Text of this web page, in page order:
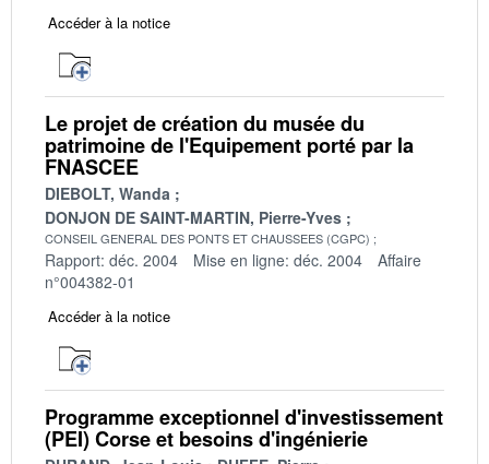
Accéder à la notice
Le projet de création du musée du
patrimoine de l'Equipement porté par la
FNASCEE
DIEBOLT, Wanda
DONJON DE SAINT-MARTIN, Pierre-Yves
CONSEIL GENERAL DES PONTS ET CHAUSSEES (CGPC)
Rapport: déc. 2004 Mise en ligne: déc. 2004
Affaire
n°004382-01
Accéder à la notice
Programme exceptionnel d'investissement
(PEI) Corse et besoins d'ingénierie